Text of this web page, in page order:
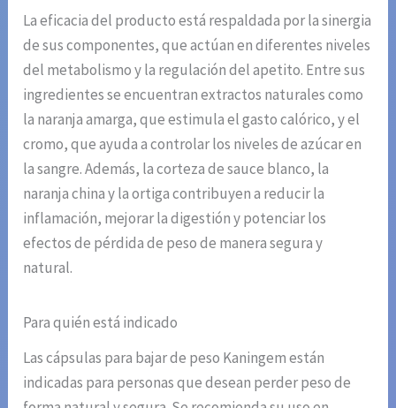
La eficacia del producto está respaldada por la sinergia
de sus componentes, que actúan en diferentes niveles
del metabolismo y la regulación del apetito. Entre sus
ingredientes se encuentran extractos naturales como
la naranja amarga, que estimula el gasto calórico, y el
cromo, que ayuda a controlar los niveles de azúcar en
la sangre. Además, la corteza de sauce blanco, la
naranja china y la ortiga contribuyen a reducir la
inflamación, mejorar la digestión y potenciar los
efectos de pérdida de peso de manera segura y
natural.
Para quién está indicado
Las cápsulas para bajar de peso Kaningem están
indicadas para personas que desean perder peso de